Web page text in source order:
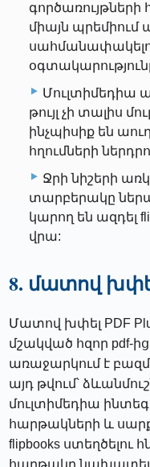
գործառույթների
միայն պրեմիում
Մուլտիմեդիա
թույլ չի տալիս
ինչպիսիք են
հղումների
Ջրի նիշերի
տարբերակը
կարող են ազդել
վրա:
8. մատով
Մատով խփել PDF
մշակված հզոր pdf-
առաջարկում է
այդ թվում՝
մուլտիմեդիա
հարթակների և
flipbooks ստեղծելու
հարթակը